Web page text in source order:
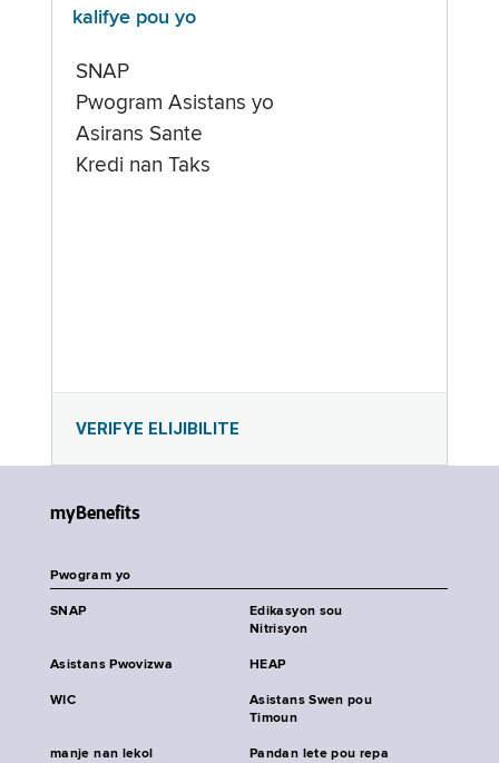
kalifye pou yo
SNAP
Pwogram Asistans yo
Asirans Sante
Kredi nan Taks
VERIFYE ELIJIBILITE
myBenefits
Pwogram yo
SNAP
Edikasyon sou
Nitrisyon
Asistans Pwovizwa HEAP
WIC
Asistans Swen pou
Timoun
manje nan lekol
Pandan lete pou repa